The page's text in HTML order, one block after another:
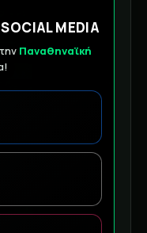
MEDIA
Παναθηναϊκή